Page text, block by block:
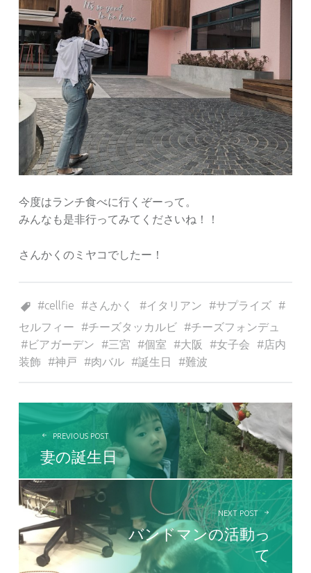
今度はランチ食べに行くぞーって。
みんなも是非行ってみてくださいね！！
さんかくのミヤコでしたー！
cellfie
さんかく イタリアン
サプライズ
セルフィー
チーズタッカルビ
チーズフォンデュ
ビアガーデン
三宮 個室 大阪 女子会
店内
装飾
神戸 肉バル 誕生日 難波
投稿ナビゲーション
PREVIOUS POST
妻の誕生日
NEXT POST
バンドマンの活動っ
て